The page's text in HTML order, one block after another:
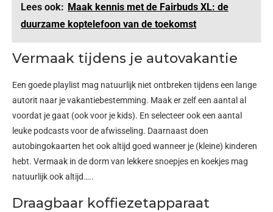
Lees ook: Maak kennis met de Fairbuds XL: de
duurzame koptelefoon van de toekomst
Vermaak tijdens je autovakantie
Een goede playlist mag natuurlijk niet ontbreken tijdens een lange
autorit naar je vakantiebestemming. Maak er zelf een aantal al
voordat je gaat (ook voor je kids). En selecteer ook een aantal
leuke podcasts voor de afwisseling. Daarnaast doen
autobingokaarten het ook altijd goed wanneer je (kleine) kinderen
hebt. Vermaak in de dorm van lekkere snoepjes en koekjes mag
natuurlijk ook altijd…..
Draagbaar koffiezetapparaat